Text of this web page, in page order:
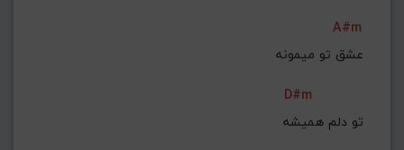
A#m
عشق تو میمونه
D#m
تو دلم همیشه